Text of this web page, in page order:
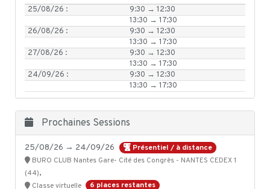
25/08/26 :
9:30 → 12:30
13:30 → 17:30
26/08/26 :
9:30 → 12:30
13:30 → 17:30
27/08/26 :
9:30 → 12:30
13:30 → 17:30
24/09/26 :
9:30 → 12:30
13:30 → 17:30
Prochaines Sessions
25/08/26 → 24/09/26
Présentiel / à distance
BURO CLUB Nantes Gare- Cité des Congrès - NANTES CEDEX 1
(44),
Classe virtuelle 6 places restantes